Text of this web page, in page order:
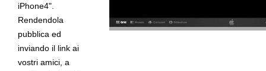
iPhone4".
Rendendola
pubblica ed
inviando il link ai
vostri amici, a